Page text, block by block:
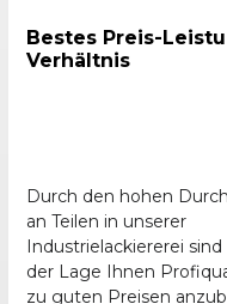
Bestes Preis-
Verhältnis
Durch den hohen
an Teilen in unserer
Industrielackiererei sind
der Lage Ihnen
zu guten Preisen